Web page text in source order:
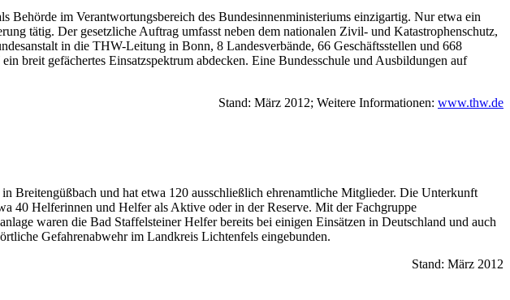
im Verantwortungsbereich des Bundesinnenministeriums einzigartig. Nur etwa ein
tätig. Der gesetzliche Auftrag umfasst neben dem nationalen Zivil- und Katastrophenschutz,
in die THW-Leitung in Bonn, 8 Landesverbände, 66 Geschäftsstellen und 668
breit gefächertes Einsatzspektrum abdecken. Eine Bundesschule und Ausbildungen auf
Stand: März 2012; Weitere Informationen: www.thw.de
Breitengüßbach und hat etwa 120 ausschließlich ehrenamtliche Mitglieder. Die Unterkunft
40 Helferinnen und Helfer als Aktive oder in der Reserve. Mit der Fachgruppe
waren die Bad Staffelsteiner Helfer bereits bei einigen Einsätzen in Deutschland und auch
Gefahrenabwehr im Landkreis Lichtenfels eingebunden.
Stand: März 2012